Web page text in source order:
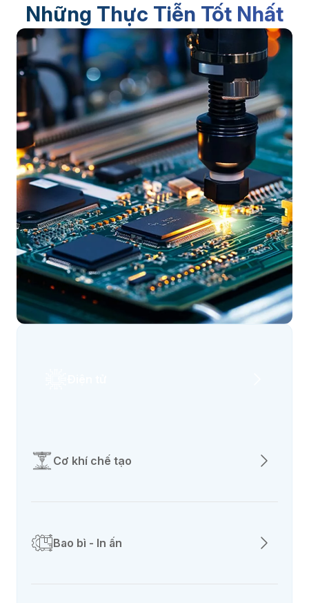
Những Thực Tiễn Tốt Nhất
Cơ khí chế tạo
Bao bì - In ấn